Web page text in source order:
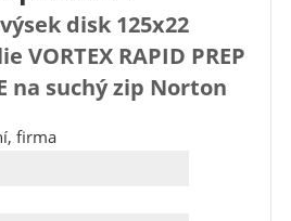
disk 125x22
RAPID PREP
na suchý zip Norton
firma